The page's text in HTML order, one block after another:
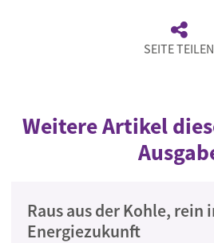
SEITE TEILEN
Weitere Artikel
Raus aus der Kohle, rein
Energiezukunft